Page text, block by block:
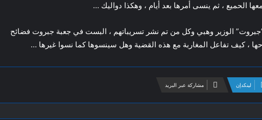
الحميع ، ثم ينسى أمرها بعد أيام ، وهكذا دواليك …
الوزير وهبي وكل من تم نشر تسريباتهم ، البست في جعبة جبروت فضائح
، كيف تفاعل المغاربة مع هذه القضية وهل سينسوها كما نسوا غيرها …
لينكدإن مشاركة عبر البريد